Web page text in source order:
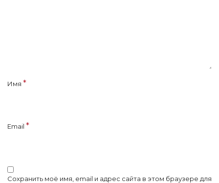
Имя *
Email *
Сохранить моё имя, email и адрес сайта в этом браузере для